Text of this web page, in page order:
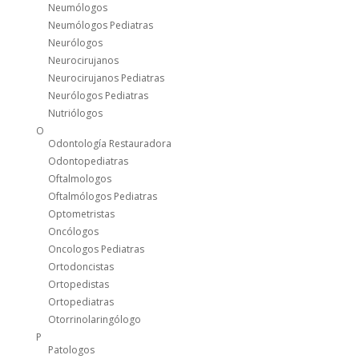
Neumólogos
Neumólogos Pediatras
Neurólogos
Neurocirujanos
Neurocirujanos Pediatras
Neurólogos Pediatras
Nutriólogos
O
Odontología Restauradora
Odontopediatras
Oftalmologos
Oftalmólogos Pediatras
Optometristas
Oncólogos
Oncologos Pediatras
Ortodoncistas
Ortopedistas
Ortopediatras
Otorrinolaringólogo
P
Patologos